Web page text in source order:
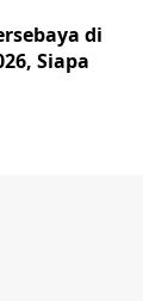
di
Siapa